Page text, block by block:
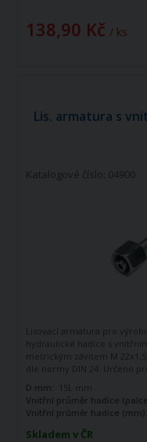
138,90 Kč / ks
Lis. armatura s
Katalogové číslo: 04900
Skladem v ČR
Lisovací armatura pro
hydraulické hadice s vnitřním
metrickým závitem M
dle normy DIN 24. Určeno
stupňů.
D mm:
15L mm
Vnitřní průměr hadice
Vnitřní průměr hadice (mm):